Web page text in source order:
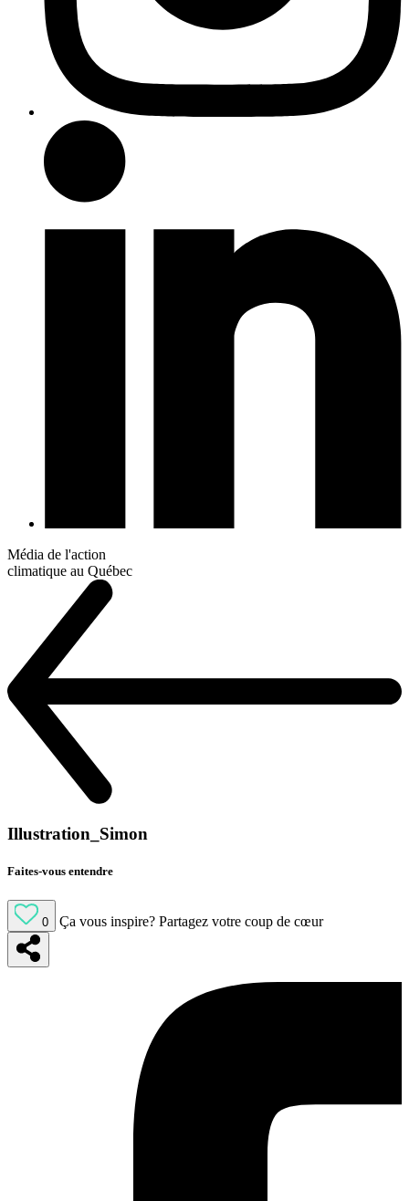
Média de l'action
climatique au Québec
Illustration_Simon
Faites-vous entendre
0 Ça vous inspire? Partagez votre coup de cœur